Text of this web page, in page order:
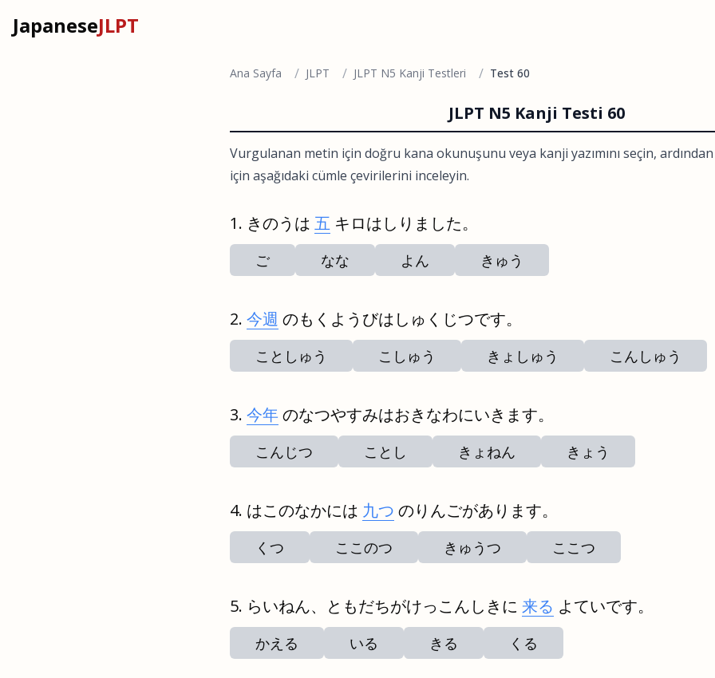
JapaneseJLPT
Ana Sayfa / JLPT / JLPT N5 Kanji Testleri / Test 60
JLPT N5 Kanji Testi 60
Vurgulanan metin için doğru kana okunuşunu veya kanji yazımını seçin,
için aşağıdaki cümle çevirilerini inceleyin.
きのうは 五 キロはしりました。
ご なな よん きゅう
今週 のもくようびはしゅくじつです。
ことしゅう こしゅう きょしゅう こんしゅう
今年のなつやすみはおきなわにいきます。
こんじつ ことし きょねん きょう
はこのなかには 九つ のりんごがあります。
くつ ここのつ きゅうつ ここつ
らいねん、ともだちがけっこんしきに 来る よていです。
かえる いる きる くる